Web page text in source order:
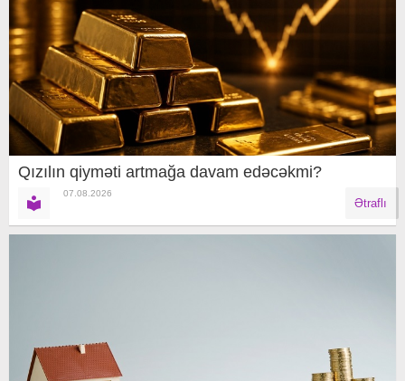
Qızılın qiyməti artmağa davam edəcəkmi?
07.08.2026
Ətraflı